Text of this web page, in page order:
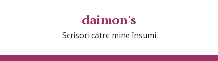
daimon's
Scrisori către mine însumi